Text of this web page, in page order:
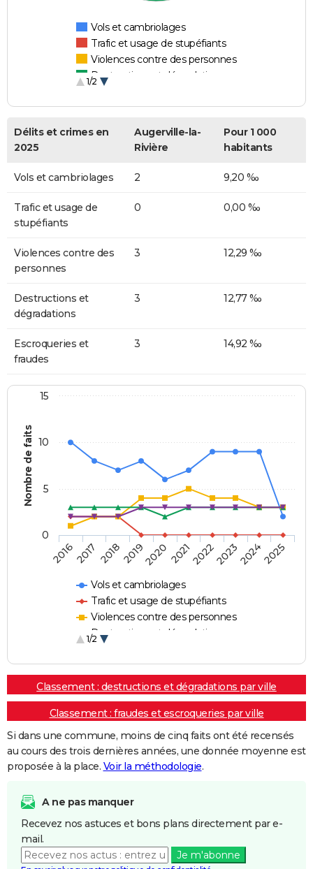
Vols et cambriolages
Trafic et usage de stupéfiants
Violences contre des personnes
Destructions et dégradations
1/2
Délits et crimes en
2025
Augerville-la-
Rivière
Pour 1 000
habitants
Vols et cambriolages 2 9,20 ‰
Trafic et usage de
stupéfiants
0 0,00 ‰
Violences contre des
personnes
3 12,29 ‰
Destructions et
dégradations
3 12,77 ‰
Escroqueries et
fraudes
3 14,92 ‰
Nombre de faits
Vols et cambriolages
Trafic et usage de stupéfiants
Violences contre des personnes
Destructions et dégradations
1/2
20162017 20182019202020212022202320242025
0
5
10
15
Classement : destructions et dégradations par ville
Classement : fraudes et escroqueries par ville
Si dans une commune, moins de cinq faits ont été recensés
au cours des trois dernières années, une donnée moyenne est
proposée à la place. Voir la méthodologie.
A ne pas manquer
Recevez nos astuces et bons plans directement par e-
mail.
Je m'abonne